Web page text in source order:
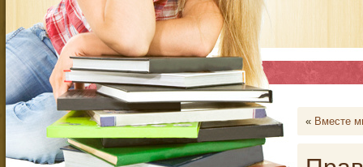
« Вместе